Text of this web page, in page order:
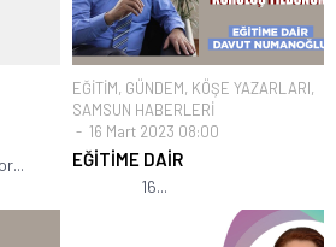
EĞİTİM, GÜNDEM, KÖŞE YAZARLARI,
SAMSUN HABERLERİ
16 Mart 2023 08:00
EĞİTİME DAİR
16...